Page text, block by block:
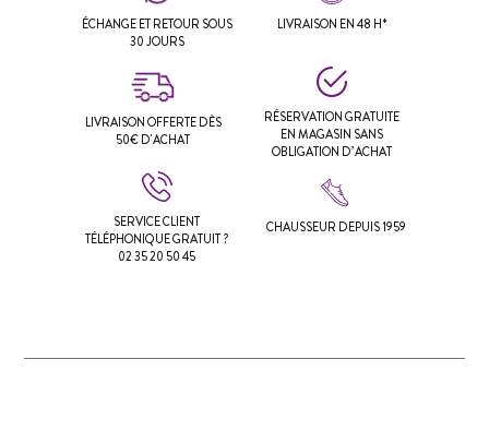
ÉCHANGE ET RETOUR SOUS
30 JOURS
LIVRAISON EN 48 H*
LIVRAISON OFFERTE DÈS
50€ D'ACHAT
RÉSERVATION GRATUITE
EN MAGASIN SANS
OBLIGATION D’ACHAT
SERVICE CLIENT
TÉLÉPHONIQUE GRATUIT ?
02 35 20 50 45
CHAUSSEUR DEPUIS 1959